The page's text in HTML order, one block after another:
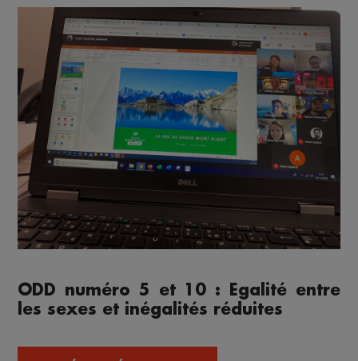
ODD numéro 5 et 10 : Egalité entre
les sexes et inégalités réduites